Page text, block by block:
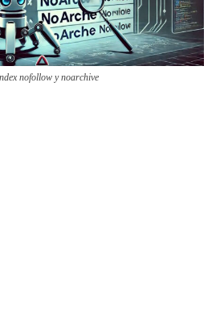
nofollow y noarchive